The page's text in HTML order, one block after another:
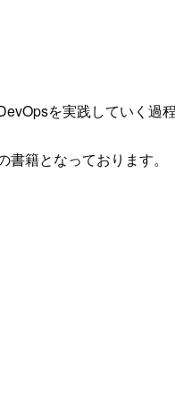
を実践していく過
籍となっております。